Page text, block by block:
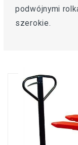
podwójnymi
szerokie.